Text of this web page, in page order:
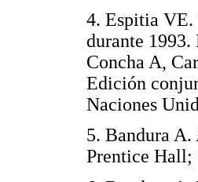
4. Espitia
durante
Concha A,
Edición
Naciones
5. Bandura
Prentice